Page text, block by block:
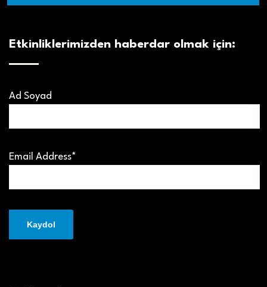
Etkinliklerimizden haberdar olmak için:
Ad Soyad
Email Address*